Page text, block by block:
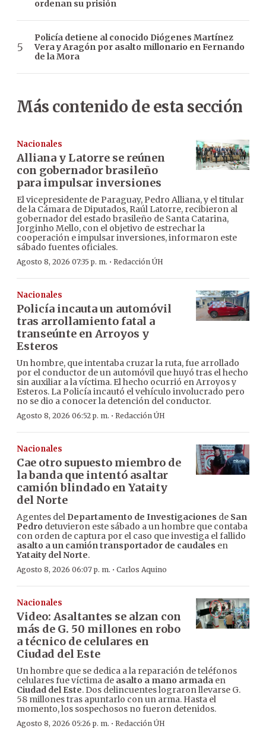
ordenan su prisión
Policía detiene al conocido Diógenes Martínez
Vera y Aragón por asalto millonario en Fernando
de la Mora
Más contenido de esta sección
Nacionales
Alliana y Latorre se reúnen
con gobernador brasileño
para impulsar inversiones
El vicepresidente de Paraguay, Pedro Alliana, y el titular
de la Cámara de Diputados, Raúl Latorre, recibieron al
gobernador del estado brasileño de Santa Catarina,
Jorginho Mello, con el objetivo de estrechar la
cooperación e impulsar inversiones, informaron este
sábado fuentes oficiales.
Agosto 8, 2026 07:35 p. m. · Redacción ÚH
Nacionales
Policía incauta un automóvil
tras arrollamiento fatal a
transeúnte en Arroyos y
Esteros
Un hombre, que intentaba cruzar la ruta, fue arrollado
por el conductor de un automóvil que huyó tras el hecho
sin auxiliar a la víctima. El hecho ocurrió en Arroyos y
Esteros. La Policía incautó el vehículo involucrado pero
no se dio a conocer la detención del conductor.
Agosto 8, 2026 06:52 p. m. · Redacción ÚH
Nacionales
Cae otro supuesto miembro de
la banda que intentó asaltar
camión blindado en Yataity
del Norte
Agentes del Departamento de Investigaciones de San
Pedro detuvieron este sábado a un hombre que contaba
con orden de captura por el caso que investiga el fallido
asalto a un camión transportador de caudales en
Yataity del Norte.
Agosto 8, 2026 06:07 p. m. · Carlos Aquino
Nacionales
Video: Asaltantes se alzan con
más de G. 50 millones en robo
a técnico de celulares en
Ciudad del Este
Un hombre que se dedica a la reparación de teléfonos
celulares fue víctima de asalto a mano armada en
Ciudad del Este. Dos delincuentes lograron llevarse G.
58 millones tras apuntarlo con un arma. Hasta el
momento, los sospechosos no fueron detenidos.
Agosto 8, 2026 05:26 p. m. · Redacción ÚH